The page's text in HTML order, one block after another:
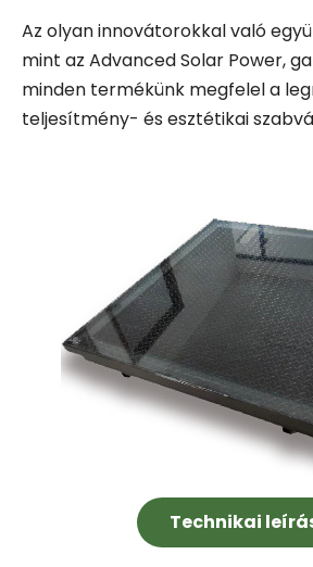
Az olyan innovátorokkal való
mint az Advanced Solar Power,
minden termékünk megfelel a
teljesítmény- és esztétikai
Technikai